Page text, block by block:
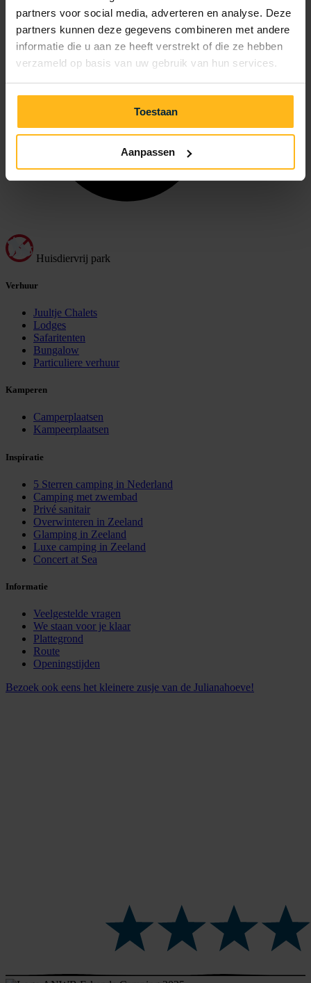
partners voor social media, adverteren en analyse. Deze
partners kunnen deze gegevens combineren met andere
informatie die u aan ze heeft verstrekt of die ze hebben
verzameld op basis van uw gebruik van hun services.
Toestaan
Aanpassen
Huisdiervrij park
Verhuur
Juultje Chalets
Lodges
Safaritenten
Bungalow
Particuliere verhuur
Kamperen
Camperplaatsen
Kampeerplaatsen
Inspiratie
5 Sterren camping in Nederland
Camping met zwembad
Privé sanitair
Overwinteren in Zeeland
Glamping in Zeeland
Luxe camping in Zeeland
Concert at Sea
Informatie
Veelgestelde vragen
We staan voor je klaar
Plattegrond
Route
Openingstijden
Bezoek ook eens het kleinere zusje van de Julianahoeve!